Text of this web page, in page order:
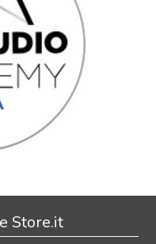
Store.it